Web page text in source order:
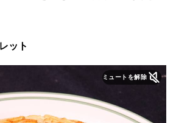
ット
ミュートを解除